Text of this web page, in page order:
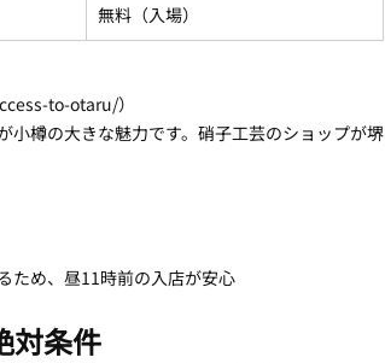
無料（入場）
to-otaru/）
小樽の大きな魅力です。硝子工芸のショップが堺
ため、昼11時前の入店が安心
対条件